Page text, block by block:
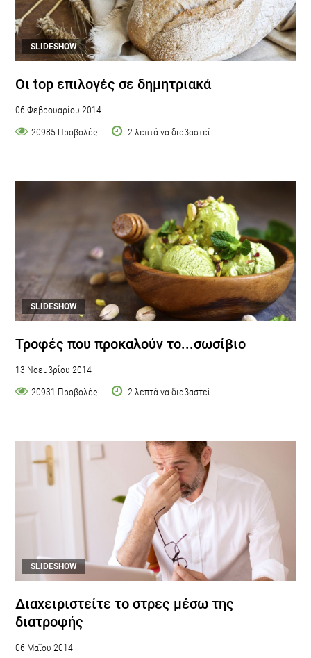
SLIDESHOW
Οι top επιλογές σε δημητριακά
06 Φεβρουαρίου 2014
20985 Προβολές
2 λεπτά να διαβαστεί
SLIDESHOW
Τροφές που προκαλούν το...σωσίβιo
13 Νοεμβρίου 2014
20931 Προβολές
2 λεπτά να διαβαστεί
SLIDESHOW
Διαχειριστείτε το στρες μέσω της
διατροφής
06 Μαΐου 2014